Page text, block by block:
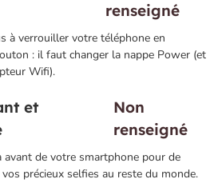
renseigné
à verrouiller votre téléphone en
: il faut changer la nappe Power (et
Wifi).
et
Non
renseigné
avant de votre smartphone pour de
précieux selfies au reste du monde.